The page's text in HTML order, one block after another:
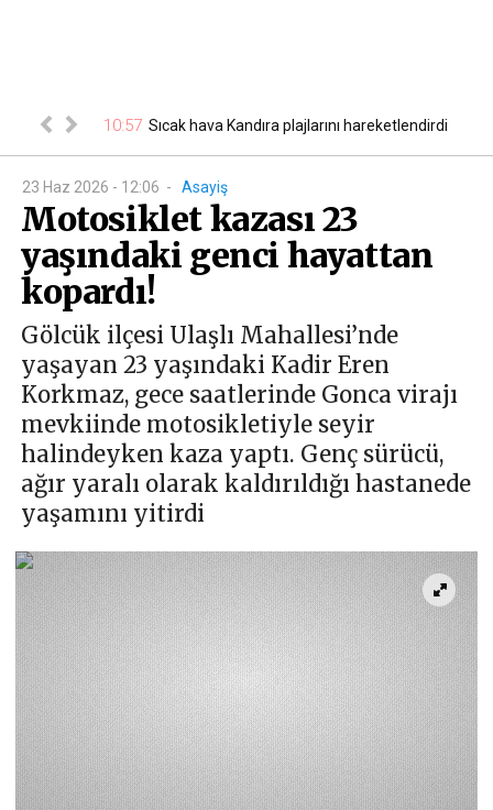
10:57 Sıcak hava Kandıra plajlarını hareketlendirdi
23 Haz 2026 - 12:06 - Asayiş
Motosiklet kazası 23
yaşındaki genci hayattan
kopardı!
Gölcük ilçesi Ulaşlı Mahallesi’nde
yaşayan 23 yaşındaki Kadir Eren
Korkmaz, gece saatlerinde Gonca virajı
mevkiinde motosikletiyle seyir
halindeyken kaza yaptı. Genç sürücü,
ağır yaralı olarak kaldırıldığı hastanede
yaşamını yitirdi